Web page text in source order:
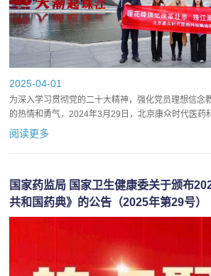
2025-04-01
为深入学习贯彻党的二十大精神，强化党员理想信念
的热情和勇气，2024年3月29日，北京康众时代医药
织党员代表赴深圳市福田区开展“莲花峰顶忆改革壮举
阅读更多
国家药监局 国家卫生健康委关于颁布
共和国药典》的公告（2025年第29号）